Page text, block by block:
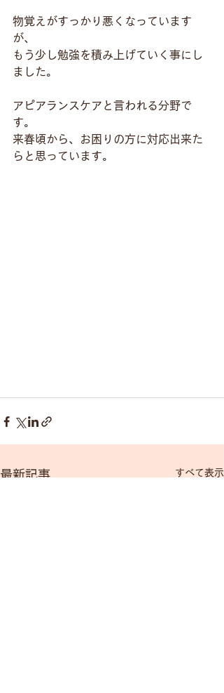
物覚えがすっかり悪くなっています
が、
もう少し勉強を積み上げていく事にし
ました。
アピアランスケアと言われる分野で
す。
来春頃から、お困りの方に対応出来た
らと思っています。
最新記事 すべて表示